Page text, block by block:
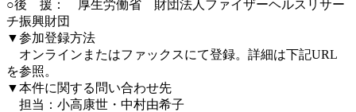
○後 援： 厚生労働省 財団法人ファイザーヘルスリサー
チ振興財団
▼参加登録方法
オンラインまたはファックスにて登録。詳細は下記URL
を参照。
▼本件に関する問い合わせ先
担当：小高康世・中村由希子